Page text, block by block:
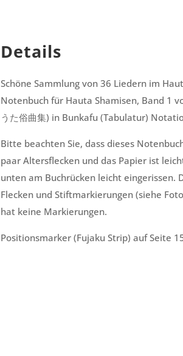
Details
Schöne Sammlung von 36 Liedern im
Notenbuch für Hauta Shamisen, Band 1
うた俗曲集) in Bunkafu (Tabulatur)
Bitte beachten Sie, dass dieses
paar Altersflecken und das Papier ist
unten am Buchrücken leicht eingerissen.
Flecken und Stiftmarkierungen (siehe
hat keine Markierungen.
Positionsmarker (Fujaku Strip) auf Seite